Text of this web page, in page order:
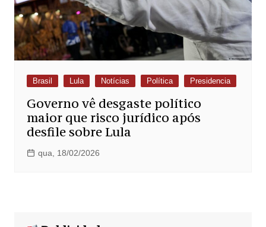
Brasil Lula Notícias Política Presidencia
Governo vê desgaste político
maior que risco jurídico após
desfile sobre Lula
qua, 18/02/2026